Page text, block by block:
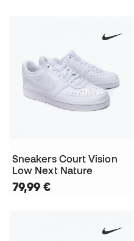
Sneakers Court Vision
Low Next Nature
79,99 €